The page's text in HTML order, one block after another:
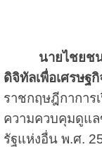
นายไชยช
ดิจิทัลเพื่อเศรษฐ
ราชกฤษฎีกาการ
ความควบคุมดูแ
รัฐแห่งอื่น พ.ศ.